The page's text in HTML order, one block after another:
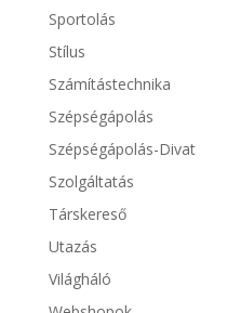
Sportolás
Stílus
Számítástechnika
Szépségápolás
Szépségápolás-Divat
Szolgáltatás
Társkereső
Utazás
Világháló